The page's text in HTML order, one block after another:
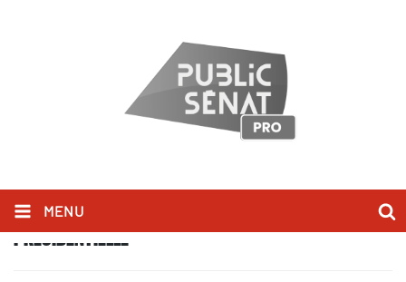
MENU
PRÉSIDENTIELLE